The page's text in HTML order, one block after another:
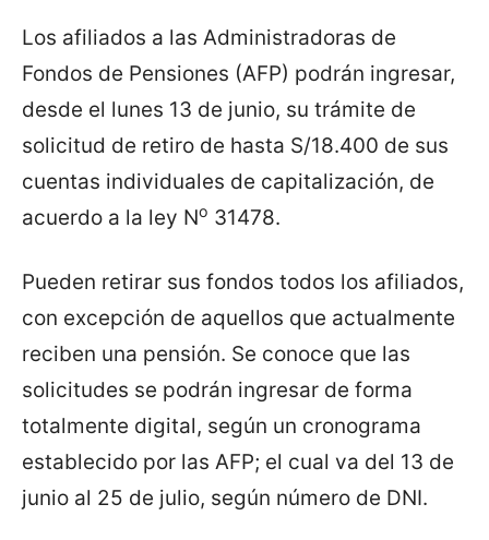
Los afiliados a las Administradoras de
Fondos de Pensiones (AFP) podrán ingresar,
desde el lunes 13 de junio, su trámite de
solicitud de retiro de hasta S/18.400 de sus
cuentas individuales de capitalización, de
acuerdo a la ley No 31478.
Pueden retirar sus fondos todos los afiliados,
con excepción de aquellos que actualmente
reciben una pensión. Se conoce que las
solicitudes se podrán ingresar de forma
totalmente digital, según un cronograma
establecido por las AFP; el cual va del 13 de
junio al 25 de julio, según número de DNI.